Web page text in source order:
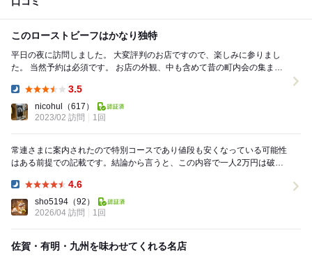
このローストビーフはかなり独特
平日の夜に訪問しました。 大変評判のお店ですので、楽しみに参りまし
た。 当然予約は必須です。 お店の外観、中も含めて昔の町内会の集まり
3.5
nicohul
（617）
2023/02 訪問
1回
常連さまに案内されたので特別コースであり値段も安くなっている可能性
はある前提での記載です。結論から言うと、この内容で一人2万円は破
4.6
sho5194 （92）
2026/04 訪問
1回
佐賀・有明・九州を味わせてくれる名店